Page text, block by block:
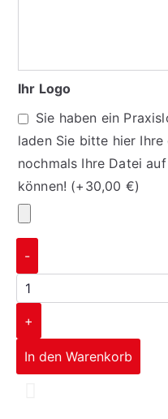
Ihr Logo
Sie haben ein
laden Sie bitte hier
nochmals Ihre Datei
können! (+ 30,00 €)
-
+
In den Warenkorb